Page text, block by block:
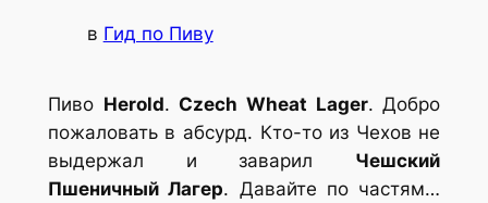
в Гид по Пиву
Пиво Herold.Czech Wheat Lager. Добро
пожаловать в абсурд. Кто-то из Чехов не
выдержал и заварил Чешский
Пшеничный Лагер. Давайте по частям…